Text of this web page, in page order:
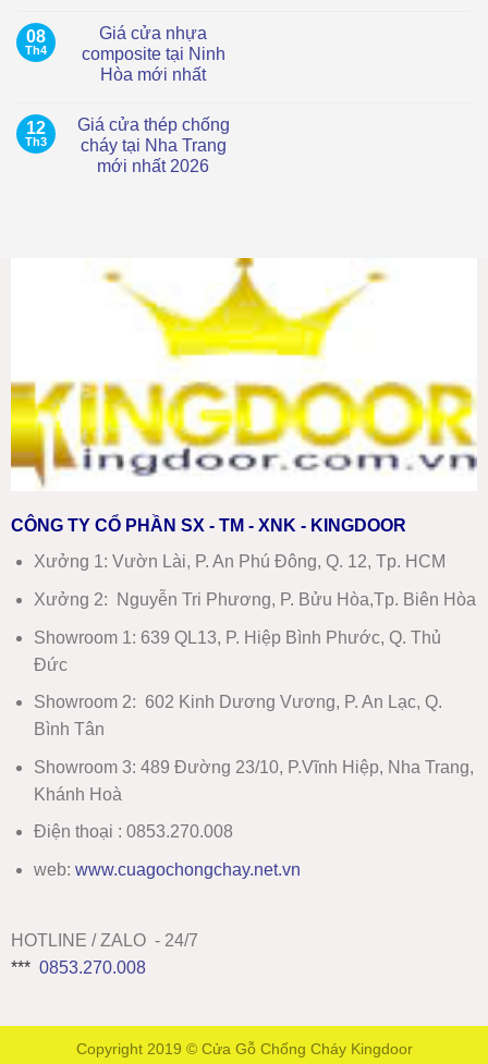
Tại
Cam
Ranh
|
2026
bình
luận
ở
Giá
Vân
Gỗ
Tại
Ninh
Hòa
08
Th4
Giá cửa nhựa
composite tại Ninh
Hòa mới nhất
bình
luận
ở
Giá
12
Th3
Giá cửa thép chống
cháy tại Nha Trang
mới nhất 2026
chống
cháy
tại
Nha
Trang
nhất
2026
CÔNG TY CỔ PHẦN SX - TM - XNK - KINGDOOR
Xưởng 1: Vườn Lài, P. An Phú Đông, Q. 12, Tp. HCM
Xưởng 2: Nguyễn Tri Phương, P. Bửu Hòa,Tp. Biên Hòa
Showroom 1: 639 QL13, P. Hiệp Bình Phước, Q. Thủ
Đức
Showroom 2: 602 Kinh Dương Vương, P. An Lạc, Q.
Bình Tân
Showroom 3: 489 Đường 23/10, P.Vĩnh Hiệp, Nha Trang,
Khánh Hoà
Điện thoại : 0853.270.008
web: www.cuagochongchay.net.vn
HOTLINE / ZALO - 24/7
*** 0853.270.008
Copyright 2019 © Cửa Gỗ Chống Cháy Kingdoor